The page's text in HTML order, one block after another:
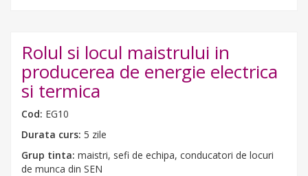
Rolul si locul maistrului in
producerea de energie electrica
si termica
Cod: EG10
Durata curs: 5 zile
Grup tinta: maistri, sefi de echipa, conducatori de locuri
de munca din SEN